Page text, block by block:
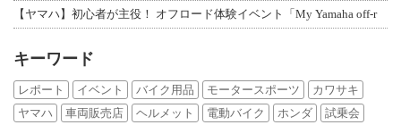
【ヤマハ】初心者が主役！ オフロード体験イベント「My Yamaha off-r
キーワード
レポート イベント バイク用品 モータースポーツ
カワサキ
ヤマハ
車両販売店 ヘルメット 電動バイク ホンダ
試乗会